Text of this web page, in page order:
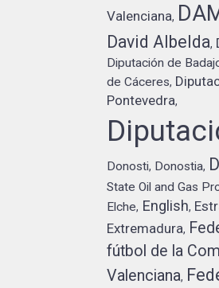
Valenciana,
David Albelda,
Diputación de
de Cáceres,
Pontevedra,
Donosti, Donostia,
State Oil and Gas
Elche, English,
Extremadura,
fútbol de la
Valenciana,